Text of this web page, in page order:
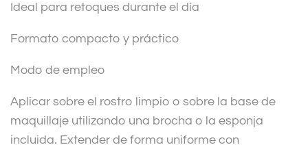
Ideal para retoques durante el día
Formato compacto y práctico
Modo de empleo
Aplicar sobre el rostro limpio o sobre la base de
maquillaje utilizando una brocha o la esponja
incluida. Extender de forma uniforme con